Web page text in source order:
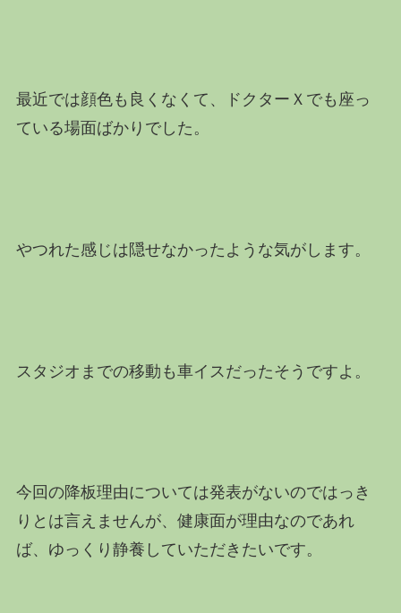
最近では顔色も良くなくて、ドクターＸでも座っ
ている場面ばかりでした。
やつれた感じは隠せなかったような気がします。
スタジオまでの移動も車イスだったそうですよ。
今回の降板理由については発表がないのではっき
りとは言えませんが、健康面が理由なのであれ
ば、ゆっくり静養していただきたいです。